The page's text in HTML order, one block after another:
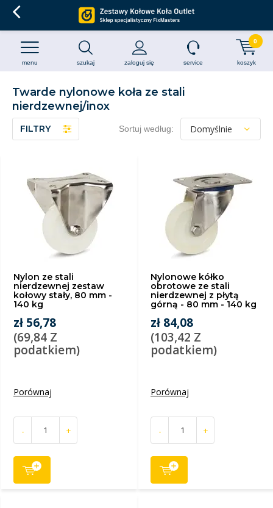
szukaj zaloguj się
menu service koszyk
0
Twarde nylonowe koła ze stali
nierdzewnej/inox
FILTRY Sortuj według:
Nylon ze stali
nierdzewnej zestaw
kołowy stały, 80 mm -
140 kg
zł 56,78
(69,84 Z
podatkiem)
Porównaj
- +
Nylonowe kółko
obrotowe ze stali
nierdzewnej z płytą
górną - 80 mm - 140 kg
zł 84,08
(103,42 Z
podatkiem)
Porównaj
- +